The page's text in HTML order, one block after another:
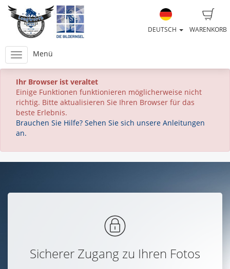
WARENKORB
DEUTSCH
Menü
Ihr Browser ist veraltet
Einige Funktionen funktionieren möglicherweise nicht
richtig. Bitte aktualisieren Sie Ihren Browser für das
beste Erlebnis.
Brauchen Sie Hilfe? Sehen Sie sich unsere Anleitungen
an.
Sicherer Zugang zu Ihren Fotos